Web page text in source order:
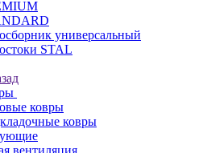
универсальный
STAL
ковры
ковры
вентиляция